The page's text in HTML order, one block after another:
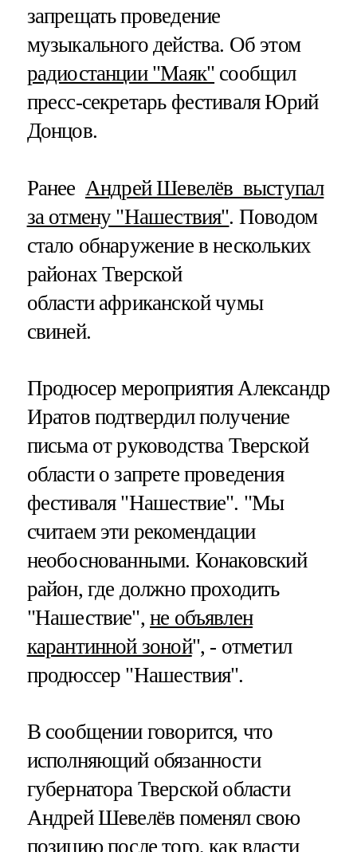
запрещать проведение
музыкального действа. Об этом
радиостанции "Маяк" сообщил
пресс-секретарь фестиваля Юрий
Донцов.
Ранее Андрей Шевелёв выступал
за отмену "Нашествия". Поводом
стало обнаружение в нескольких
районах Тверской
области африканской чумы
свиней.
Продюсер мероприятия Александр
Иратов подтвердил получение
письма от руководства Тверской
области о запрете проведения
фестиваля "Нашествие". "Мы
считаем эти рекомендации
необоснованными. Конаковский
район, где должно проходить
"Нашествие", не объявлен
карантинной зоной", - отметил
продюссер "Нашествия".
В сообщении говорится, что
исполняющий обязанности
губернатора Тверской области
Андрей Шевелёв поменял свою
позицию после того, как власти